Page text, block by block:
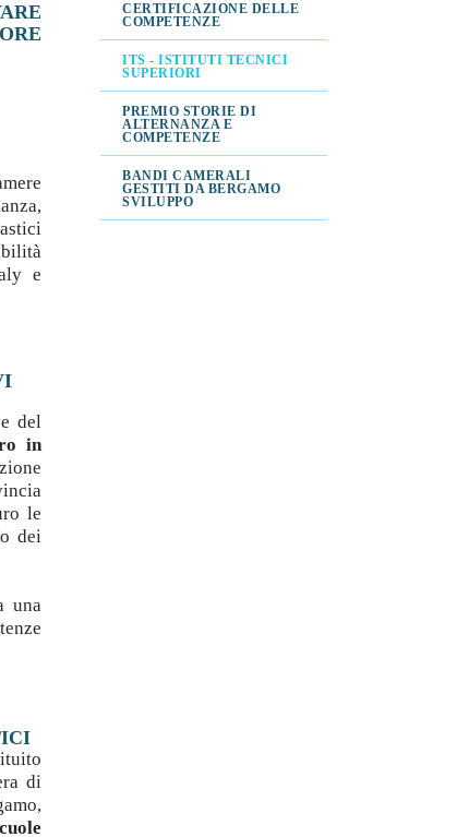
e
del
in
le
dei
una
di
CERTIFICAZIONE DELLE
COMPETENZE
ITS - ISTITUTI TECNICI
SUPERIORI
PREMIO STORIE DI
ALTERNANZA E
COMPETENZE
BANDI CAMERALI
GESTITI DA BERGAMO
SVILUPPO